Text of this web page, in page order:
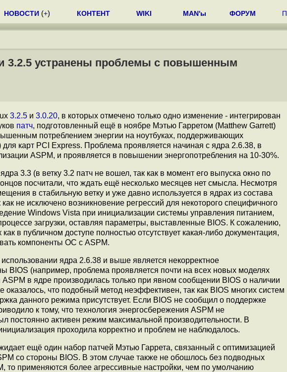
НОВОСТИ (+) КОНТЕНТ WIKI MAN'ы ФОРУМ
3.2.5 устранены проблемы с повышенным
3.2.5 и 3.0.20, в которых отмечено только одно изменение - интегрирован
патч, подготовленный ещё в ноябре Мэтью Гарретом (Matthew Garrett)
потреблением энергии на ноутбуках, поддерживающих
карт PCI Express. Проблема проявляется начиная с ядра 2.6.38, в
ASPM, и проявляется в повышении энергопотребления на 10-30%.
3.3 (в ветку 3.2 патч не вошел, так как в момент его выпуска окно по
посчитали, что ждать ещё несколько месяцев нет смысла. Несмотря
в стабильную ветку и уже давно используется в ядрах из состава
не исключено возникновение регрессий для некоторого специфичного
Windows Vista при инициализации системы управления питанием,
загрузки, оставляя параметры, выставленные BIOS. К сожалению,
в публичном доступе полностью отсутствует какая-либо документация,
компоненты ОС с ASPM.
ядра 2.6.38 и выше является некорректное
(например, проблема проявляется почти на всех новых моделях
в ядре производилась только при явном сообщении BIOS о наличии
что подобный метод неэффективен, так как BIOS многих систем
данного режима присутствует. Если BIOS не сообщил о поддержке
к тому, что технология энергосбережения ASPM не
постоянно активен режим максимальной производительности. В
проходила корректно и проблем не наблюдалось.
ещё один набор патчей Мэтью Гаррета, связанный с оптимизацией
со стороны BIOS. В этом случае также не обошлось без подводных
то применяются более агрессивные настройки, чем по умолчанию